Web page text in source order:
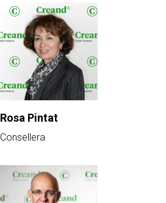
Rosa Pintat
Consellera